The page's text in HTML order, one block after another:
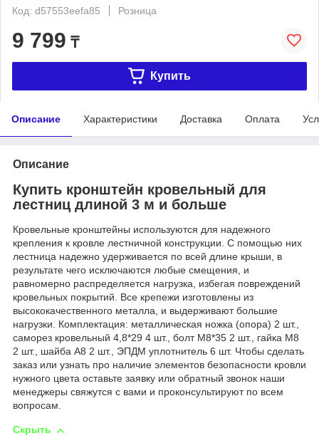
Код: d57553eefa85
Розница
9 799 ₸
Купить
Описание Характеристики Доставка Оплата
Описание
Купить кронштейн кровельный для
лестниц длиной 3 м и больше
Кровельные кронштейны используются для надежного
крепления к кровле лестничной конструкции. С помощью них
лестница надежно удерживается по всей длине крыши, в
результате чего исключаются любые смещения, и
равномерно распределяется нагрузка, избегая повреждений
кровельных покрытий. Все крепежи изготовлены из
высококачественного металла, и выдерживают большие
нагрузки. Комплектация: металлическая ножка (опора) 2 шт.,
саморез кровельный 4,8*29 4 шт., болт М8*35 2 шт., гайка М8
2 шт., шайба А8 2 шт., ЭПДМ уплотнитель 6 шт. Чтобы сделать
заказ или узнать про наличие элементов безопасности кровли
нужного цвета оставьте заявку или обратный звонок наши
менеджеры свяжутся с вами и проконсультируют по всем
вопросам.
Скрыть